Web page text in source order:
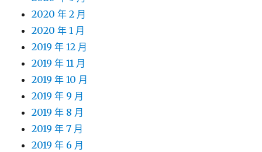
2020 年 2 月
2020 年 1 月
2019 年 12 月
2019 年 11 月
2019 年 10 月
2019 年 9 月
2019 年 8 月
2019 年 7 月
2019 年 6 月